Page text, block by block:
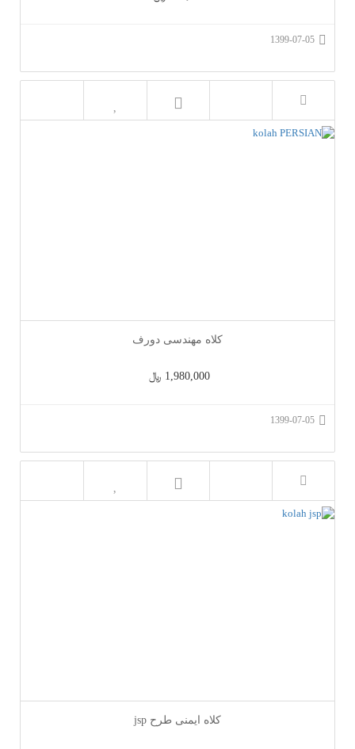
1399-07-05
کلاه مهندسی دورف
1,980,000 ﷼
1399-07-05
کلاه ایمنی طرح jsp